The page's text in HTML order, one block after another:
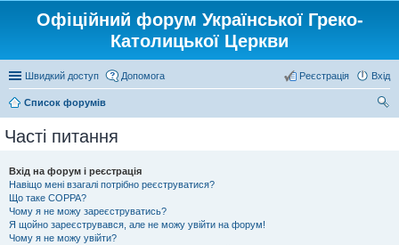
Офіційний форум Української Греко-
Католицької Церкви
Швидкий доступ Допомога Вхід
Реєстрація
Список форумів
Часті питання
Вхід на форум і реєстрація
Навіщо мені взагалі потрібно реєструватися?
Що таке COPPA?
Чому я не можу зареєструватись?
Я щойно зареєструвався, але не можу увійти на форум!
Чому я не можу увійти?